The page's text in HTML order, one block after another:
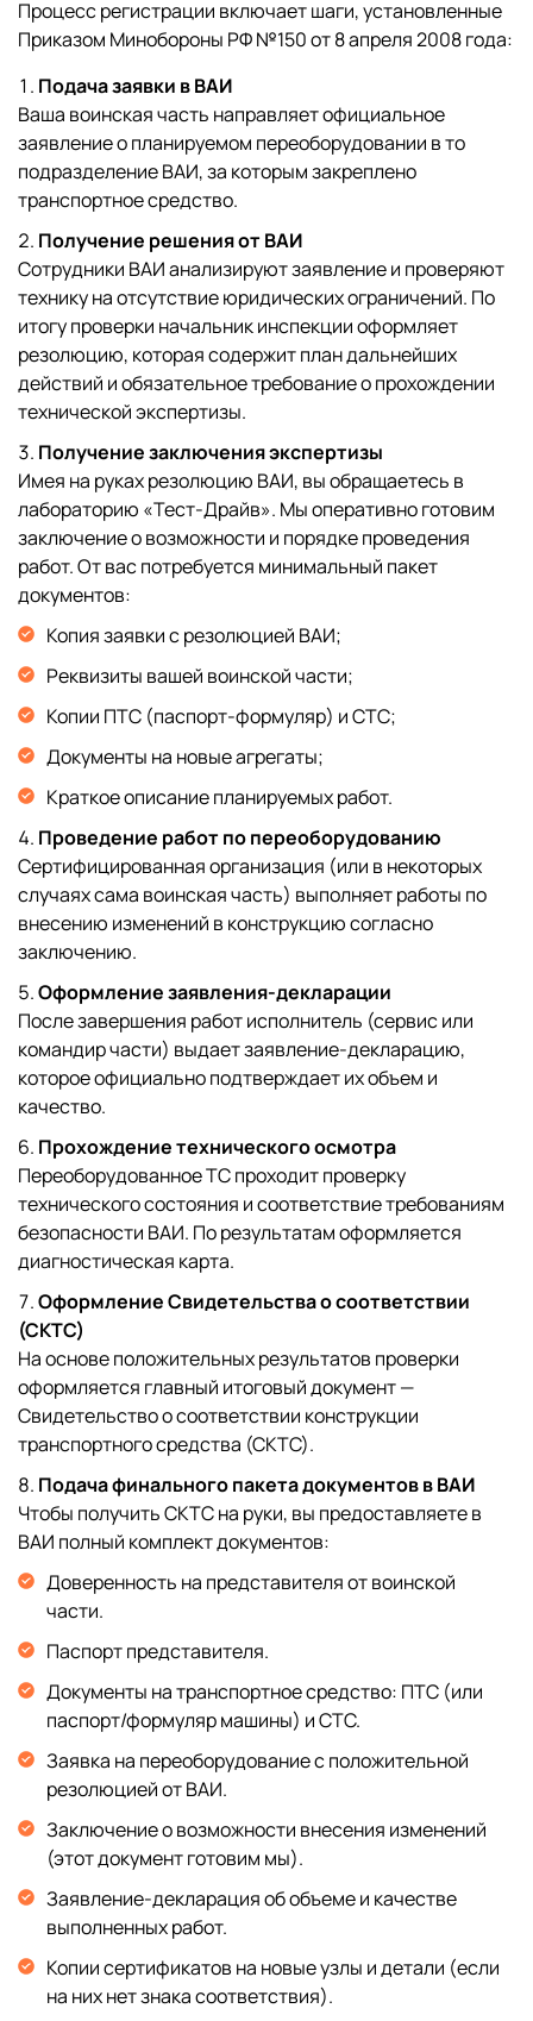
Процесс регистрации включает шаги, установленные
Приказом Минобороны РФ №150 от 8 апреля 2008 года:
Подача заявки в ВАИ
Ваша воинская часть направляет официальное
заявление о планируемом переоборудовании в то
подразделение ВАИ, за которым закреплено
транспортное средство.
Получение решения от ВАИ
Сотрудники ВАИ анализируют заявление и проверяют
технику на отсутствие юридических ограничений. По
итогу проверки начальник инспекции оформляет
резолюцию, которая содержит план дальнейших
действий и обязательное требование о прохождении
технической экспертизы.
Получение заключения экспертизы
Имея на руках резолюцию ВАИ, вы обращаетесь в
лабораторию «Тест-Драйв». Мы оперативно готовим
заключение о возможности и порядке проведения
работ. От вас потребуется минимальный пакет
документов:
Копия заявки с резолюцией ВАИ;
Реквизиты вашей воинской части;
Копии ПТС (паспорт-формуляр) и СТС;
Документы на новые агрегаты;
Краткое описание планируемых работ.
Проведение работ по переоборудованию
Сертифицированная организация (или в некоторых
случаях сама воинская часть) выполняет работы по
внесению изменений в конструкцию согласно
заключению.
Оформление заявления-декларации
После завершения работ исполнитель (сервис или
командир части) выдает заявление-декларацию,
которое официально подтверждает их объем и
качество.
Прохождение технического осмотра
Переоборудованное ТС проходит проверку
технического состояния и соответствие требованиям
безопасности ВАИ. По результатам оформляется
диагностическая карта.
Оформление Свидетельства о соответствии
(СКТС)
На основе положительных результатов проверки
оформляется главный итоговый документ —
Свидетельство о соответствии конструкции
транспортного средства (СКТС).
Подача финального пакета документов в ВАИ
Чтобы получить СКТС на руки, вы предоставляете в
ВАИ полный комплект документов:
Доверенность на представителя от воинской
части.
Паспорт представителя.
Документы на транспортное средство: ПТС (или
паспорт/формуляр машины) и СТС.
Заявка на переоборудование с положительной
резолюцией от ВАИ.
Заключение о возможности внесения изменений
(этот документ готовим мы).
Заявление-декларация об объеме и качестве
выполненных работ.
Копии сертификатов на новые узлы и детали (если
на них нет знака соответствия).